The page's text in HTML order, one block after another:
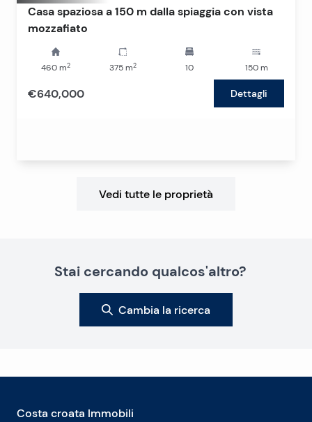
Casa spaziosa a 150 m dalla spiaggia con vista
mozzafiato
460 m2 375m2 10 150m
€640,000 Dettagli
Vedi tutte le proprietà
Stai cercando qualcos'altro?
Cambia la ricerca
Costa croata Immobili